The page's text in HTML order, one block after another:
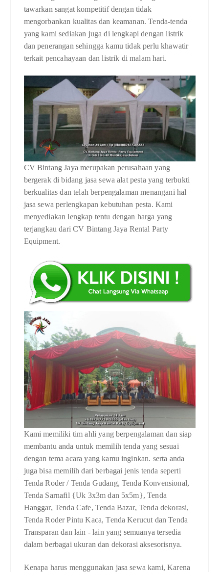
tawarkan sangat kompetitif dengan tidak
mengorbankan kualitas dan keamanan. Tenda-tenda
yang kami sediakan juga di lengkapi dengan listrik
dan penerangan sehingga kamu tidak perlu khawatir
terkait pencahayaan dan listrik di malam hari.
CV Bintang Jaya merupakan perusahaan yang
bergerak di bidang jasa sewa alat pesta yang terbukti
berkualitas dan telah berpengalaman menangani hal
jasa sewa perlengkapan kebutuhan pesta. Kami
menyediakan lengkap tentu dengan harga yang
terjangkau dari CV Bintang Jaya Rental Party
Equipment.
Kami memiliki tim ahli yang berpengalaman dan siap
membantu anda untuk memilih tenda yang sesuai
dengan tema acara yang kamu inginkan. serta anda
juga bisa memilih dari berbagai jenis tenda seperti
Tenda Roder / Tenda Gudang, Tenda Konvensional,
Tenda Sarnafil {Uk 3x3m dan 5x5m}, Tenda
Hanggar, Tenda Cafe, Tenda Bazar, Tenda dekorasi,
Tenda Roder Pintu Kaca, Tenda Kerucut dan Tenda
Transparan dan lain - lain yang semuanya tersedia
dalam berbagai ukuran dan dekorasi aksesorisnya.
Kenapa harus menggunakan jasa sewa kami, Karena